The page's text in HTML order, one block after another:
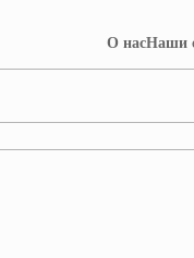
О насНаши